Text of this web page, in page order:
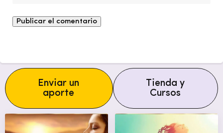
Enviar un
aporte
Tienda y
Cursos